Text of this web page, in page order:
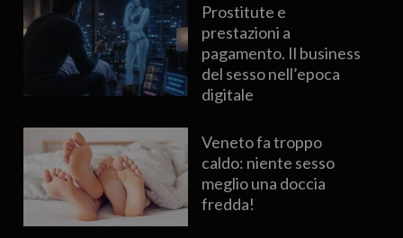
Prostitute e
prestazioni a
pagamento. Il business
del sesso nell’epoca
digitale
Veneto fa troppo
caldo: niente sesso
meglio una doccia
fredda!